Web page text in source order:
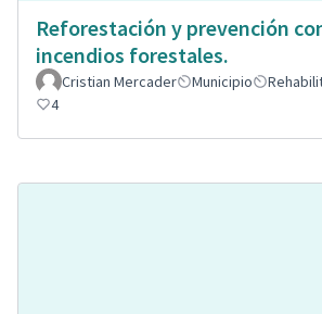
Reforestación y prevención
incendios forestales.
Cristian Mercader Municipio
4